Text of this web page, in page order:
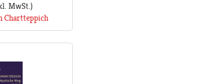
MwSt.)
Chartteppich